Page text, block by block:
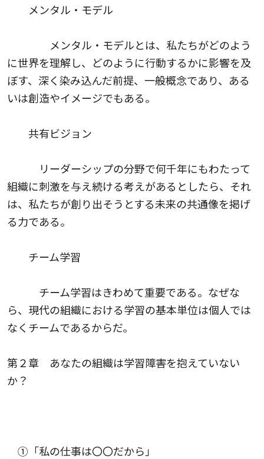
メンタル・モデル
メンタル・モデルとは、私たちがどのよう
に世界を理解し、どのように行動するかに影響を及
ぼす、深く染み込んだ前提、一般概念であり、ある
いは創造やイメージでもある。
共有ビジョン
リーダーシップの分野で何千年にもわたって
組織に刺激を与え続ける考えがあるとしたら、それ
は、私たちが創り出そうとする未来の共通像を掲げ
る力である。
チーム学習
チーム学習はきわめて重要である。なぜな
ら、現代の組織における学習の基本単位は個人では
なくチームであるからだ。
第２章 あなたの組織は学習障害を抱えていない
か？
①「私の仕事は〇〇だから」